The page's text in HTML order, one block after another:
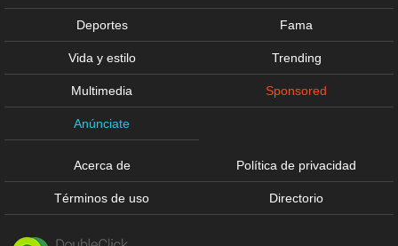
Deportes Fama
Vida y estilo Trending
Multimedia Sponsored
Anúnciate
Acerca de Política de privacidad
Términos de uso Directorio